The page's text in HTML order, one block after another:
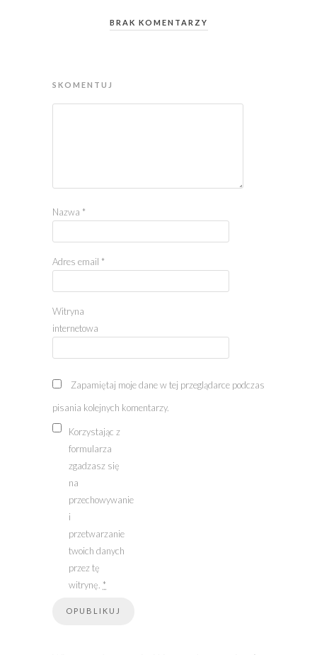
BRAK KOMENTARZY
SKOMENTUJ
Nazwa *
Adres email *
Witryna
internetowa
Zapamiętaj moje dane w tej przeglądarce podczas
pisania kolejnych komentarzy.
Korzystając z
formularza
zgadzasz się
na
przechowywanie
i
przetwarzanie
twoich danych
przez tę
witrynę. *